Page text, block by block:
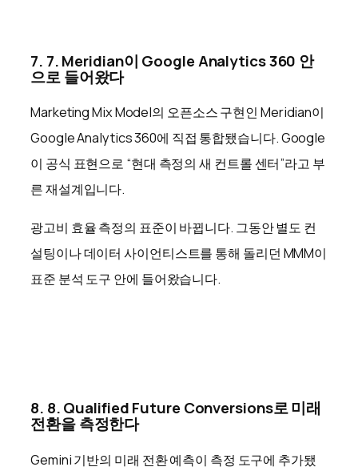
7. 7. Meridian이 Google Analytics 360 안
으로 들어왔다
Marketing Mix Model의 오픈소스 구현인 Meridian이
Google Analytics 360에 직접 통합됐습니다. Google
이 공식 표현으로 “현대 측정의 새 컨트롤 센터”라고 부
른 재설계입니다.
광고비 효율 측정의 표준이 바뀝니다. 그동안 별도 컨
설팅이나 데이터 사이언티스트를 통해 돌리던 MMM이
표준 분석 도구 안에 들어왔습니다.
8. 8. Qualified Future Conversions로 미래
전환을 측정한다
Gemini 기반의 미래 전환 예측이 측정 도구에 추가됐